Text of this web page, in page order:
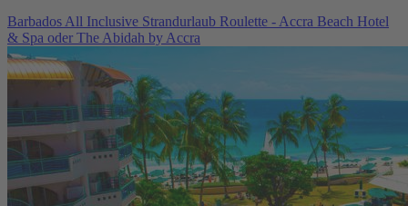
Barbados All Inclusive Strandurlaub Roulette - Accra Beach Hotel
& Spa oder The Abidah by Accra